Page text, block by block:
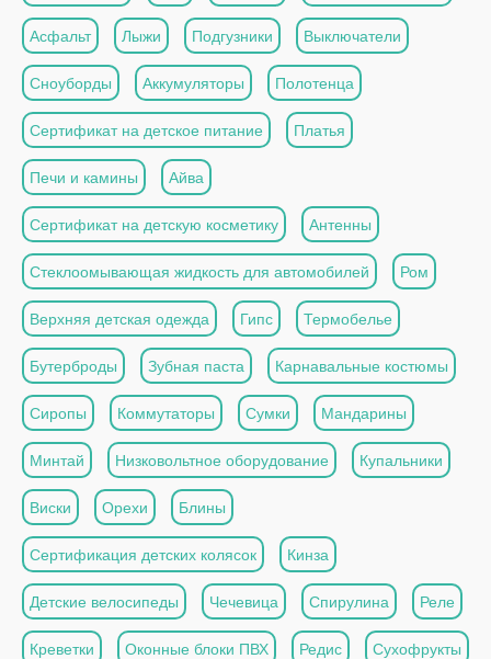
Асфальт Лыжи Подгузники Выключатели
Сноуборды Аккумуляторы Полотенца
Сертификат на детское питание Платья
Печи и камины Айва
Сертификат на детскую косметику Антенны
Стеклоомывающая жидкость для автомобилей Ром
Верхняя детская одежда Гипс Термобелье
Бутерброды Зубная паста Карнавальные костюмы
Сиропы Коммутаторы Сумки Мандарины
Минтай Низковольтное оборудование Купальники
Виски Орехи Блины
Сертификация детских колясок Кинза
Детские велосипеды Чечевица Спирулина Реле
Креветки Оконные блоки ПВХ Редис Сухофрукты